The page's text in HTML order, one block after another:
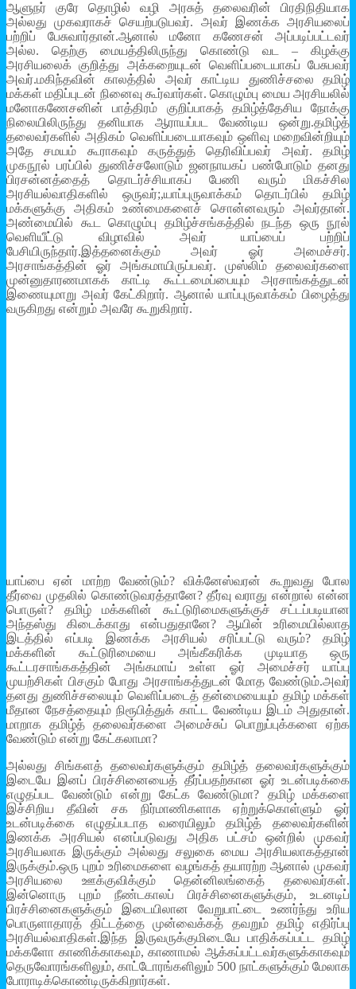
ஆளுநர் குரே தொழில் வழி அரசுத் தலைவரின் பிரதிநிதியாக
அல்லது முகவராகச் செயற்படுபவர். அவர் இணக்க அரசியலைப்
பற்றிப் பேசுவார்தான்.ஆனால் மனோ கணேசன் அப்படிப்பட்டவர்
அல்ல. தெற்கு மையத்திலிருந்து கொண்டு வட – கிழக்கு
அரசியலைக் குறித்து அக்கறையுடன் வெளிப்படையாகப் பேசுபவர்
அவர்.மகிந்தவின் காலத்தில் அவர் காட்டிய துணிச்சலை தமிழ்
மக்கள் மதிப்புடன் நினைவு கூர்வார்கள். கொழும்பு மைய அரசியலில்
மனோகணேசனின் பாத்திரம் குறிப்பாகத் தமிழ்த்தேசிய நோக்கு
நிலையிலிருந்து தனியாக ஆராயப்பட வேண்டிய ஒன்று.தமிழ்த்
தலைவர்களில் அதிகம் வெளிப்படையாகவும் ஒளிவு மறைவின்றியும்
அதே சமயம் கூராகவும் கருத்துத் தெரிவிப்பவர் அவர். தமிழ்
முகநூல் பரப்பில் துணிச்சலோடும் ஜனநாயகப் பண்போடும் தனது
பிரசன்னத்தைத் தொடர்ச்சியாகப் பேணி வரும் மிகச்சில
அரசியல்வாதிகளில் ஒருவர்;,யாப்புருவாக்கம் தொடர்பில் தமிழ்
மக்களுக்கு அதிகம் உண்மைகளைச் சொன்னவரும் அவர்தான்.
அண்மையில் கூட கொழும்பு தமிழ்ச்சங்கத்தில் நடந்த ஒரு நூல்
வெளியீட்டு விழாவில் அவர் யாப்பைப் பற்றிப்
பேசியிருந்தார்.இத்தனைக்கும் அவர் ஓர் அமைச்சர்.
அரசாங்கத்தின் ஓர் அங்கமாயிருப்பவர். முஸ்லிம் தலைவர்களை
முன்னுதாரணமாகக் காட்டி கூட்டமைப்பையும் அரசாங்கத்துடன்
இணையுமாறு அவர் கேட்கிறார். ஆனால் யாப்புருவாக்கம் பிழைத்து
வருகிறது என்றும் அவரே கூறுகிறார்.
யாப்பை ஏன் மாற்ற வேண்டும்? விக்னேஸ்வரன் கூறுவது போல
தீர்வை முதலில் கொண்டுவரத்தானே? தீர்வு வராது என்றால் என்ன
பொருள்? தமிழ் மக்களின் கூட்டுரிமைகளுக்குச் சட்டப்படியான
அந்தஸ்து கிடைக்காது என்பதுதானே? ஆயின் உரிமையில்லாத
இடத்தில் எப்படி இணக்க அரசியல் சரிப்பட்டு வரும்? தமிழ்
மக்களின் கூட்டுரிமையை அங்கீகரிக்க முடியாத ஒரு
கூட்டரசாங்ககத்தின் அங்கமாய் உள்ள ஓர் அமைச்சர் யாப்பு
முயற்சிகள் பிசகும் போது அரசாங்கத்துடன் மோத வேண்டும்.அவர்
தனது துணிச்சலையும் வெளிப்படைத் தன்மையையும் தமிழ் மக்கள்
மீதான நேசத்தையும் நிரூபித்துக் காட்ட வேண்டிய இடம் அதுதான்.
மாறாக தமிழ்த் தலைவர்களை அமைச்சுப் பொறுப்புக்களை ஏற்க
வேண்டும் என்று கேட்கலாமா?
அல்லது சிங்களத் தலைவர்களுக்கும் தமிழ்த் தலைவர்களுக்கும்
இடையே இனப் பிரச்சினையைத் தீர்ப்பதற்கான ஓர் உடன்படிக்கை
எழுதப்பட வேண்டும் என்று கேட்க வேண்டுமா? தமிழ் மக்களை
இச்சிறிய தீவின் சக நிர்மாணிகளாக ஏற்றுக்கொள்ளும் ஓர்
உடன்படிக்கை எழுதப்படாத வரையிலும் தமிழ்த் தலைவர்களின்
இணக்க அரசியல் எனப்படுவது அதிக பட்சம் ஒன்றில் முகவர்
அரசியலாக இருக்கும் அல்லது சலுகை மைய அரசியலாகத்தான்
இருக்கும்.ஒரு புறம் உரிமைகளை வழங்கத் தயாரற்ற ஆனால் முகவர்
அரசியலை ஊக்குவிக்கும் தென்னிலங்கைத் தலைவர்கள்.
இன்னொரு புறம் நீண்டகாலப் பிரச்சினைகளுக்கும், உடனடிப்
பிரச்சினைகளுக்கும் இடையிலான வேறுபாட்டை உணர்ந்து உரிய
பொருளாதாரத் திட்டத்தை முன்வைக்கத் தவறும் தமிழ் எதிர்ப்பு
அரசியல்வாதிகள்.இந்த இருவருக்குமிடையே பாதிக்கப்பட்ட தமிழ்
மக்களோ காணிக்காகவும், காணாமல் ஆக்கப்பட்டவர்களுக்காகவும்
தெருவோரங்களிலும், காட்டோரங்களிலும் 500 நாட்களுக்கும் மேலாக
போராடிக்கொண்டிருக்கிறார்கள்.